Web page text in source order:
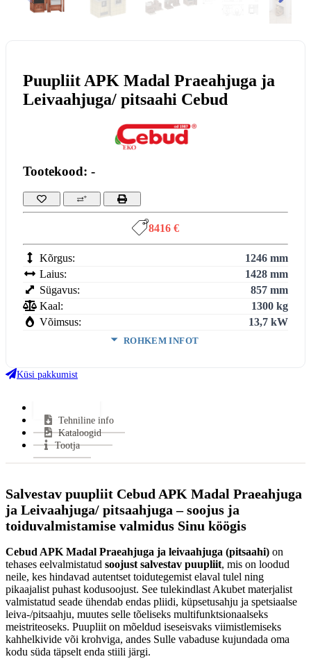
Puupliit APK Madal Praeahjuga ja
Leivaahjuga/ pitsaahi Cebud
Tootekood: -
8416 €
Kõrgus:
1246 mm
Laius:
1428 mm
Sügavus:
857 mm
Kaal:
1300 kg
Võimsus:
13,7 kW
ROHKEM INFOT
Ukse laius:
Halu pikkus:
Kütus:
Soojasalvestus element:
Garantii:
Küsi pakkumist
Tehniline info
Kataloogid
Tootja
Salvestav puupliit Cebud APK Madal Praeahjuga
ja Leivaahjuga/ pitsaahjuga – soojus ja
toiduvalmistamise valmidus Sinu köögis
Cebud APK Madal Praeahjuga ja leivaahjuga (pitsaahi) on
tehases eelvalmistatud soojust salvestav puupliit, mis on loodud
neile, kes hindavad autentset toidutegemist elaval tulel ning
pikaajalist puhast kodusoojust. See tulekindlast Akubet materjalist
valmistatud seade ühendab endas pliidi, küpsetusahju ja spetsiaalse
leiva-/pitsaahju, muutes selle tõeliseks multifunktsionaalseks
meistriteoseks. Puupliit on mõeldud iseseisvaks viimistlemiseks
kahhelkivide või krohviga, andes Sulle vabaduse kujundada oma
kodu süda täpselt enda stiili järgi.